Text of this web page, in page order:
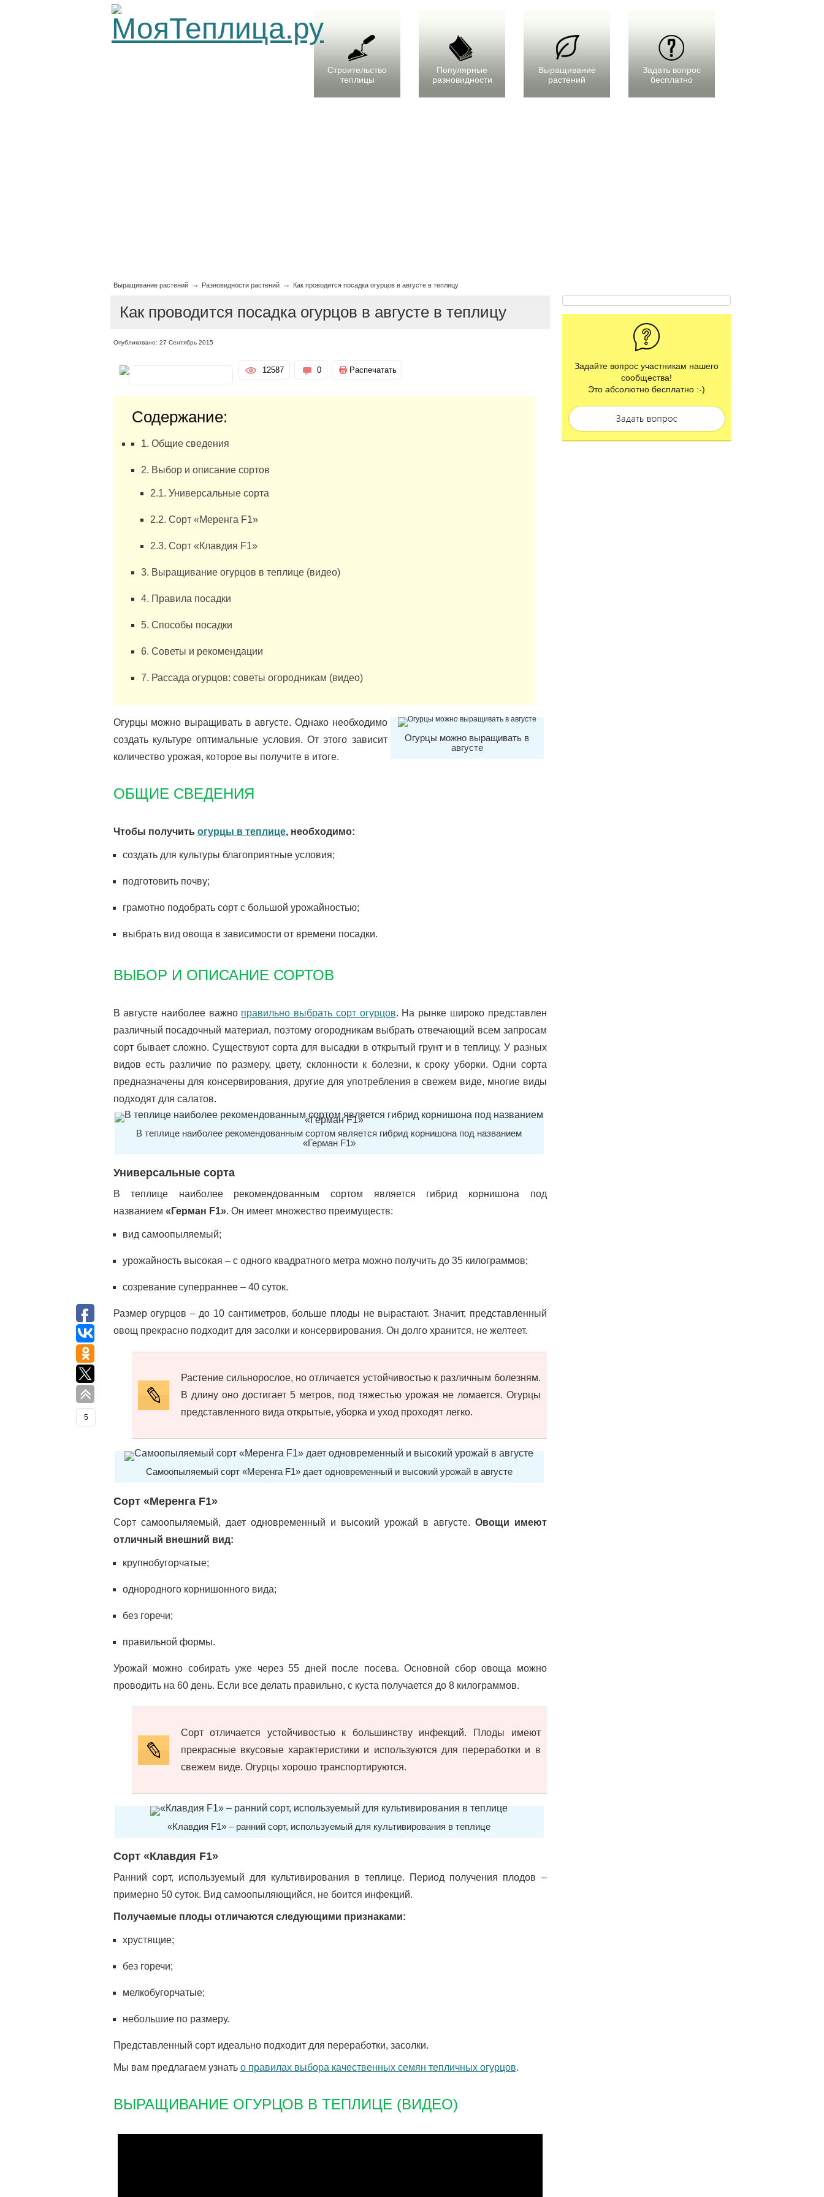
Строительство
теплицы
Популярные
разновидности
Выращивание
растений
Задать вопрос
бесплатно
Выращивание растений→ Разновидности растений→ Как проводится посадка огурцов в августе в теплицу
Как проводится посадка огурцов в августе в теплицу
Опубликовано: 27 Сентябрь 2015
12587 0 Распечатать
Содержание:
1. Общие сведения
2. Выбор и описание сортов
2.1. Универсальные сорта
2.2. Сорт «Меренга F1»
2.3. Сорт «Клавдия F1»
3. Выращивание огурцов в теплице (видео)
4. Правила посадки
5. Способы посадки
6. Советы и рекомендации
7. Рассада огурцов: советы огородникам (видео)
Огурцы можно выращивать в
августе
Огурцы можно выращивать в августе. Однако необходимо
создать культуре оптимальные условия. От этого зависит
количество урожая, которое вы получите в итоге.
ОБЩИЕ СВЕДЕНИЯ
Чтобы получить огурцы в теплице, необходимо:
создать для культуры благоприятные условия;
подготовить почву;
грамотно подобрать сорт с большой урожайностью;
выбрать вид овоща в зависимости от времени посадки.
ВЫБОР И ОПИСАНИЕ СОРТОВ
В августе наиболее важно правильно выбрать сорт огурцов. На рынке широко представлен
различный посадочный материал, поэтому огородникам выбрать отвечающий всем запросам
сорт бывает сложно. Существуют сорта для высадки в открытый грунт и в теплицу. У разных
видов есть различие по размеру, цвету, склонности к болезни, к сроку уборки. Одни сорта
предназначены для консервирования, другие для употребления в свежем виде, многие виды
подходят для салатов.
В теплице наиболее рекомендованным сортом является гибрид корнишона под названием
«Герман F1»
Универсальные сорта
В теплице наиболее рекомендованным сортом является гибрид корнишона под
названием «Герман F1». Он имеет множество преимуществ:
вид самоопыляемый;
урожайность высокая – с одного квадратного метра можно получить до 35 килограммов;
созревание суперраннее – 40 суток.
Размер огурцов – до 10 сантиметров, больше плоды не вырастают. Значит, представленный
овощ прекрасно подходит для засолки и консервирования. Он долго хранится, не желтеет.
Растение сильнорослое, но отличается устойчивостью к различным болезням.
В длину оно достигает 5 метров, под тяжестью урожая не ломается. Огурцы
представленного вида открытые, уборка и уход проходят легко.
Самоопыляемый сорт «Меренга F1» дает одновременный и высокий урожай в августе
Сорт «Меренга F1»
Сорт самоопыляемый, дает одновременный и высокий урожай в августе. Овощи имеют
отличный внешний вид:
крупнобугорчатые;
однородного корнишонного вида;
без горечи;
правильной формы.
Урожай можно собирать уже через 55 дней после посева. Основной сбор овоща можно
проводить на 60 день. Если все делать правильно, с куста получается до 8 килограммов.
Сорт отличается устойчивостью к большинству инфекций. Плоды имеют
прекрасные вкусовые характеристики и используются для переработки и в
свежем виде. Огурцы хорошо транспортируются.
«Клавдия F1» – ранний сорт, используемый для культивирования в теплице
Сорт «Клавдия F1»
Ранний сорт, используемый для культивирования в теплице. Период получения плодов –
примерно 50 суток. Вид самоопыляющийся, не боится инфекций.
Получаемые плоды отличаются следующими признаками:
хрустящие;
без горечи;
мелкобугорчатые;
небольшие по размеру.
Представленный сорт идеально подходит для переработки, засолки.
Мы вам предлагаем узнать о правилах выбора качественных семян тепличных огурцов.
ВЫРАЩИВАНИЕ ОГУРЦОВ В ТЕПЛИЦЕ (ВИДЕО)
Задайте вопрос участникам нашего
сообщества!
Это абсолютно бесплатно :-)
5